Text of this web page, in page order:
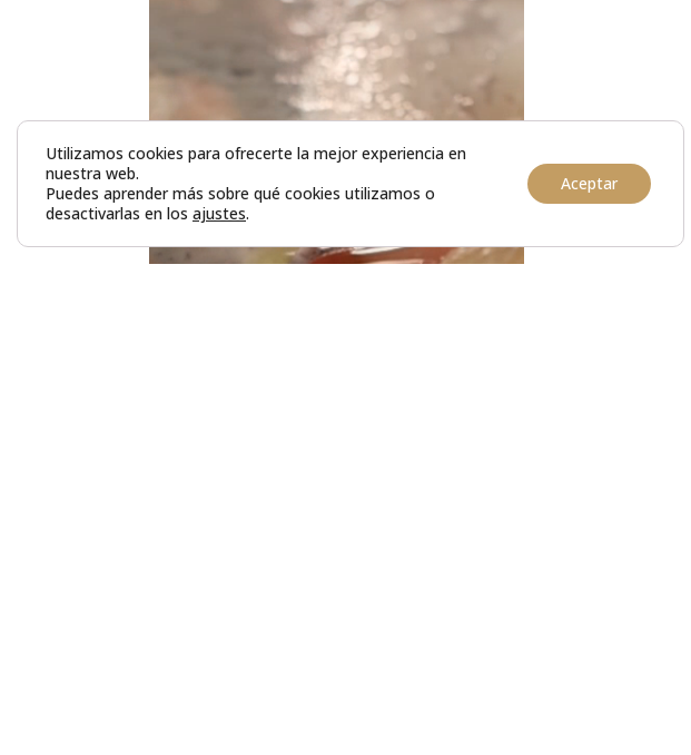
Utilizamos cookies para ofrecerte la mejor experiencia en
nuestra web.
Puedes aprender más sobre qué cookies utilizamos o
desactivarlas en los ajustes.
Aceptar